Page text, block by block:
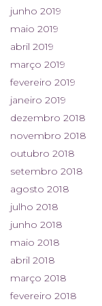
junho 2019
maio 2019
abril 2019
março 2019
fevereiro 2019
janeiro 2019
dezembro 2018
novembro 2018
outubro 2018
setembro 2018
agosto 2018
julho 2018
junho 2018
maio 2018
abril 2018
março 2018
fevereiro 2018